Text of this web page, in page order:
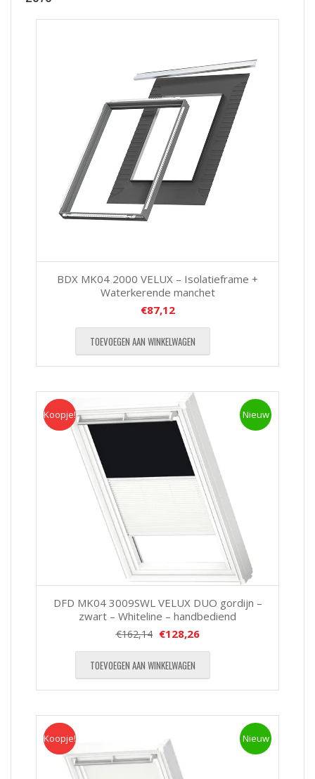
BDX MK04 2000 VELUX – Isolatieframe +
Waterkerende manchet
€87,12
TOEVOEGEN AAN WINKELWAGEN
Koopje Nieuw
Koopje!
DFD MK04 3009SWL VELUX DUO gordijn –
zwart – Whiteline – handbediend
€162,14 €128,26
TOEVOEGEN AAN WINKELWAGEN
Koopje Nieuw
Koopje!